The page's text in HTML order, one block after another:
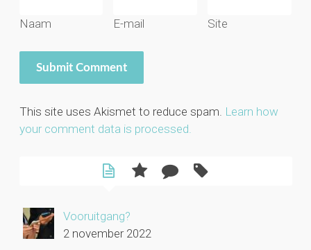
Naam E-mail Site
This site uses Akismet to reduce spam. Learn how
your comment data is processed.
Vooruitgang?
2 november 2022